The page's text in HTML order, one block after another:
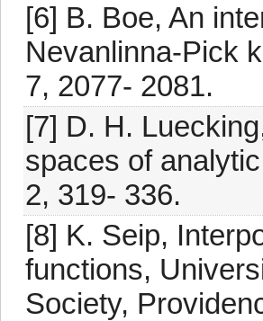
[6] B. Boe, An
Nevanlinna-Pick
7, 2077- 2081.
[7] D. H.
spaces of
2, 319- 336.
[8] K. Seip,
functions,
Society,